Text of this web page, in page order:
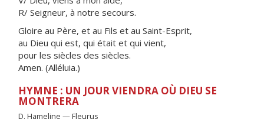
R/ Seigneur, à notre secours.
Gloire au Père, et au Fils et au Saint-Esprit,
au Dieu qui est, qui était et qui vient,
pour les siècles des siècles.
Amen. (Alléluia.)
HYMNE : UN JOUR VIENDRA OÙ DIEU SE
MONTRERA
D. Hameline — Fleurus